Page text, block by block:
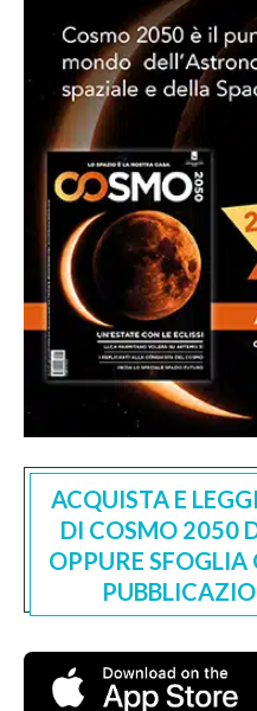
ACQUISTA E
DI COSMO 2050
OPPURE